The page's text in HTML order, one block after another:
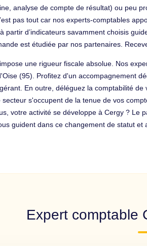
analyse de compte de résultat) ou peu
pas tout car nos experts-comptables
partir d’indicateurs savamment choisis
est étudiée par nos partenaires.
une rigueur fiscale absolue. Nos
(95). Profitez d'un accompagnement
En outre, déléguez la comptabilité
s'occupent de la tenue de vos
votre activité se développe à Cergy ?
guident dans ce changement de statut
Expert comptable